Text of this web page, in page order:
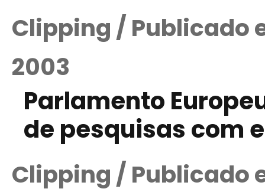
Clipping / Publicado
2003
Parlamento
de pesquisas com
Clipping / Publicado